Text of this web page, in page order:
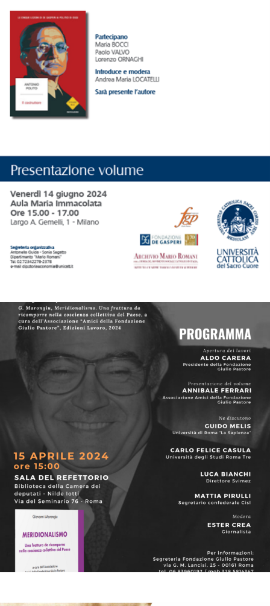
Presentazione del libro Il Costruttore. Cinque lezioni di De
Gasperi ai politici di oggi
CONVEGNI E SEMINARI
Rileggere Giovanni Marongiu a trent’anni dalla scomparsa.
Dialogo e presentazione del libro Meridionalismo. Una frattura
da ricomporre nella coscienza collettiva del Paese
CONVEGNI E SEMINARI